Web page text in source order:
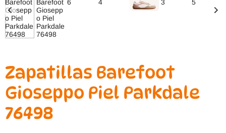
Zapatillas Barefoot
Gioseppo Piel Parkdale
76498